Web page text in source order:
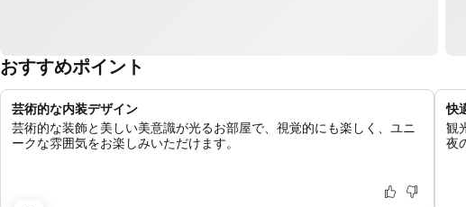
おすすめポイント
芸術的な内装デザイン
芸術的な装飾と美しい美意識が光るお部屋で、視覚的にも楽しく、ユニ
ークな雰囲気をお楽しみいただけます。
快
観
夜